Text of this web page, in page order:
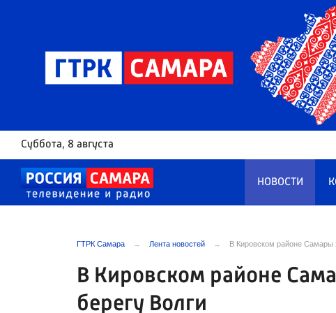
Суббота, 8 августа
НОВОСТИ
ГТРК Самара Лента новостей В Кировском районе Самары
В Кировском районе
берегу Волги